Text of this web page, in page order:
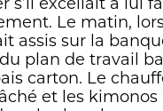
abouti
le nucléaire,Le
tout cela en
Le matin,
assis sur la
plan de travail
carton. Le
et les kimonos